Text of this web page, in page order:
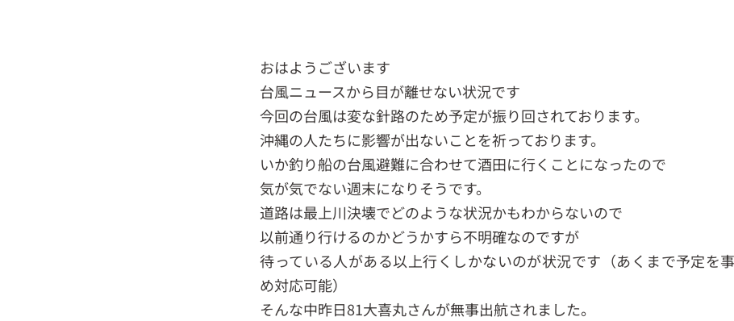
おはようございます
台風ニュースから目が離せない状況です
今回の台風は変な針路のため予定が振り回されております。
沖縄の人たちに影響が出ないことを祈っております。
いか釣り船の台風避難に合わせて酒田に行くことになったので
気が気でない週末になりそうです。
道路は最上川決壊でどのような状況かもわからないので
以前通り行けるのかどうかすら不明確なのですが
待っている人がある以上行くしかないのが状況です（あくまで予定を
め対応可能）
そんな中昨日81大喜丸さんが無事出航されました。